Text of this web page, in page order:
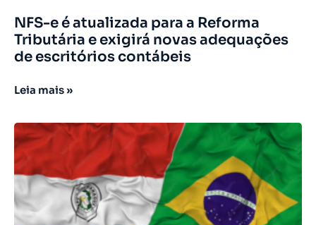
NFS-e é atualizada para a Reforma
Tributária e exigirá novas adequações
de escritórios contábeis
Leia mais »